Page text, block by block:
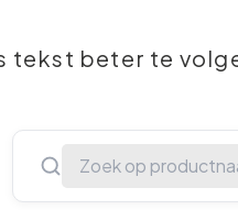
tekst beter te